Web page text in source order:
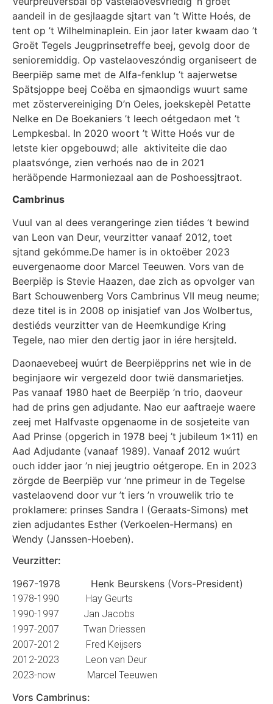
aandeil in de gesjlaagde sjtart van ’t Witte Hoés, de
tent op ’t Wilhelminaplein. Ein jaor later kwaam dao ’t
Groët Tegels Jeugprinsetreffe beej, gevolg door de
senioremiddig. Op vastelaoveszóndig organiseert de
Beerpiëp same met de Alfa-fenklup ’t aajerwetse
Spätsjoppe beej Coëba en sjmaondigs wuurt same
met zöstervereiniging D’n Oeles, joekskepèl Petatte
Nelke en De Boekaniers ’t leech oétgedaon met ’t
Lempkesbal. In 2020 woort ’t Witte Hoés vur de
letste kier opgebouwd; alle aktiviteite die dao
plaatsvónge, zien verhoés nao de in 2021
heräöpende Harmoniezaal aan de Poshoessjtraot.
Cambrinus
Vuul van al dees verangeringe zien tiédes ’t bewind
van Leon van Deur, veurzitter vanaaf 2012, toet
sjtand gekómme.De hamer is in oktoëber 2023
euvergenaome door Marcel Teeuwen. Vors van de
Beerpiëp is Stevie Haazen, dae zich as opvolger van
Bart Schouwenberg Vors Cambrinus VII meug neume;
deze titel is in 2008 op inisjatief van Jos Wolbertus,
destiéds veurzitter van de Heemkundige Kring
Tegele, nao mier den dertig jaor in iére hersjteld.
Daonaevebeej wuúrt de Beerpiëpprins net wie in de
beginjaore wir vergezeld door twië dansmarietjes.
Pas vanaaf 1980 haet de Beerpiëp ’n trio, daoveur
had de prins gen adjudante. Nao eur aaftraeje waere
zeej met Halfvaste opgenaome in de sosjeteite van
Aad Prinse (opgerich in 1978 beej ’t jubileum 1×11) en
Aad Adjudante (vanaaf 1989). Vanaaf 2012 wuúrt
ouch idder jaor ’n niej jeugtrio oétgerope. En in 2023
zörgde de Beerpiëp vur ‘nne primeur in de Tegelse
vastelaovend door vur ’t iers ’n vrouwelik trio te
proklamere: prinses Sandra I (Geraats-Simons) met
zien adjudantes Esther (Verkoelen-Hermans) en
Wendy (Janssen-Hoeben).
Veurzitter:
1967-1978 Henk Beurskens (Vors-President)
1978-1990 Hay Geurts
1990-1997 Jan Jacobs
1997-2007 Twan Driessen
2007-2012 Fred Keijsers
2012-2023 Leon van Deur
2023-now Marcel Teeuwen
Vors Cambrinus: